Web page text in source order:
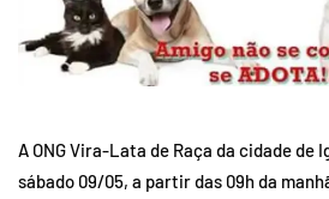
A ONG Vira-Lata de Raça da cidade de
sábado 09/05, a partir das 09h da